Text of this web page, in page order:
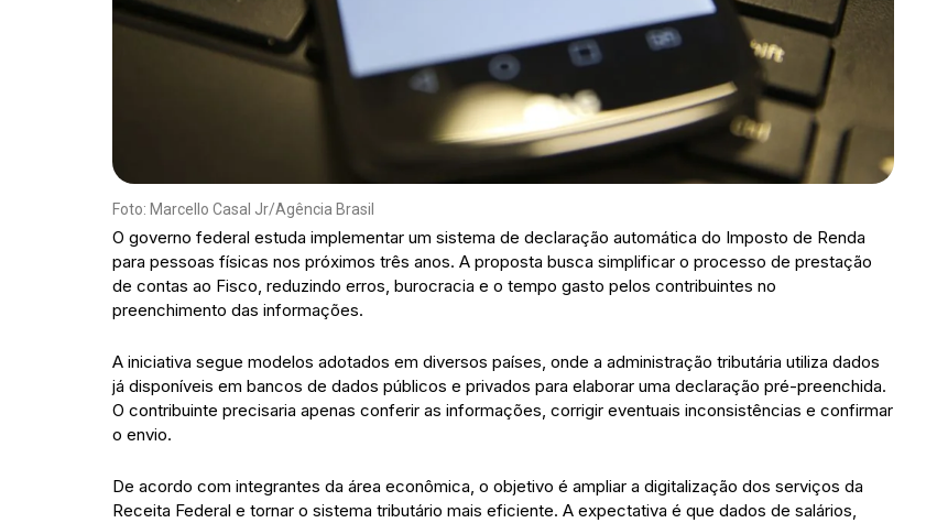
Foto: Marcello Casal Jr/Agência Brasil
O governo federal estuda implementar um sistema de declaração automática do Imposto de Renda
para pessoas físicas nos próximos três anos. A proposta busca simplificar o processo de prestação
de contas ao Fisco, reduzindo erros, burocracia e o tempo gasto pelos contribuintes no
preenchimento das informações.
A iniciativa segue modelos adotados em diversos países, onde a administração tributária utiliza dados
já disponíveis em bancos de dados públicos e privados para elaborar uma declaração pré-preenchida.
O contribuinte precisaria apenas conferir as informações, corrigir eventuais inconsistências e confirmar
o envio.
De acordo com integrantes da área econômica, o objetivo é ampliar a digitalização dos serviços da
Receita Federal e tornar o sistema tributário mais eficiente. A expectativa é que dados de salários,